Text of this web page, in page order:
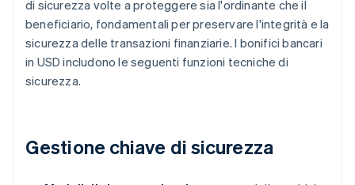
di sicurezza volte a proteggere sia l'ordinante che il
beneficiario, fondamentali per preservare l'integrità e la
sicurezza delle transazioni finanziarie. I bonifici bancari
in USD includono le seguenti funzioni tecniche di
sicurezza.
Gestione chiave di sicurezza